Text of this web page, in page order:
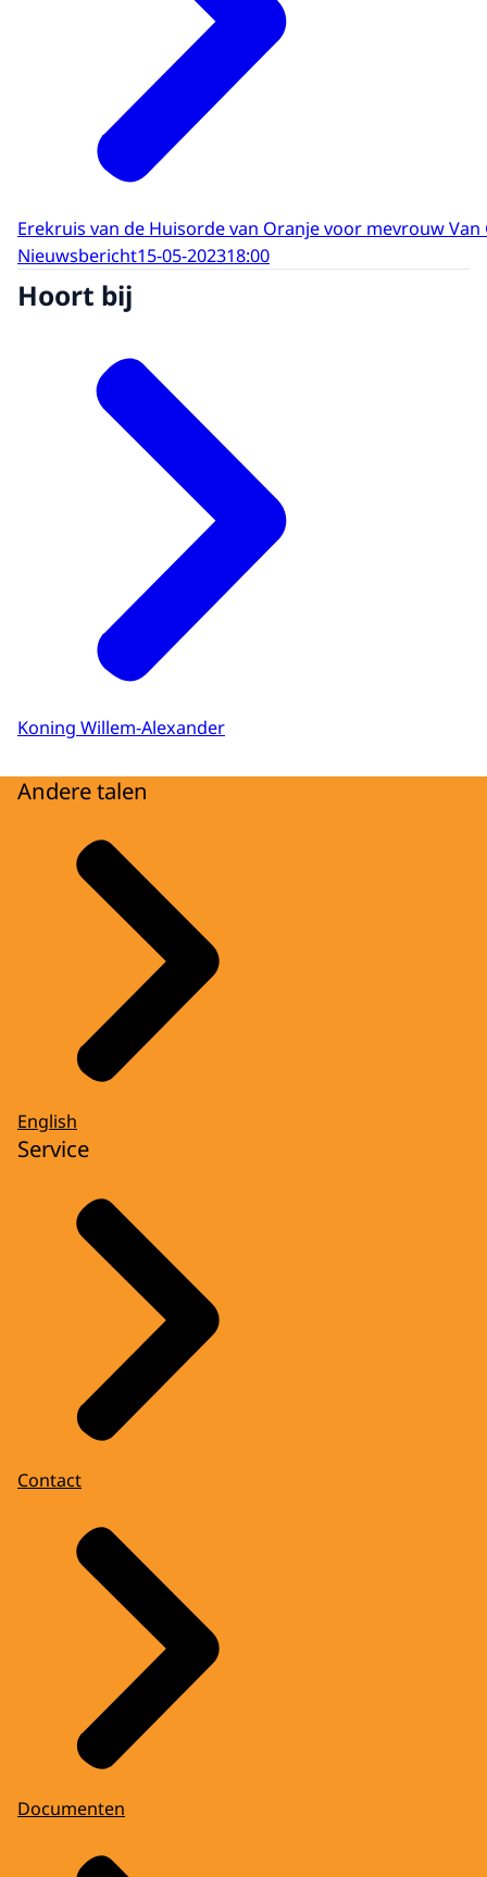
Erekruis van de Huisorde van Oranje voor mevrouw
Nieuwsbericht15-05-202318:00
Hoort bij
Koning Willem-Alexander
Andere talen
English
Service
Contact
Documenten